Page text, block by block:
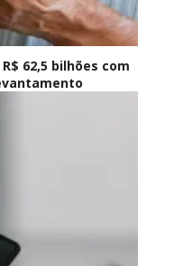
62,5 bilhões com